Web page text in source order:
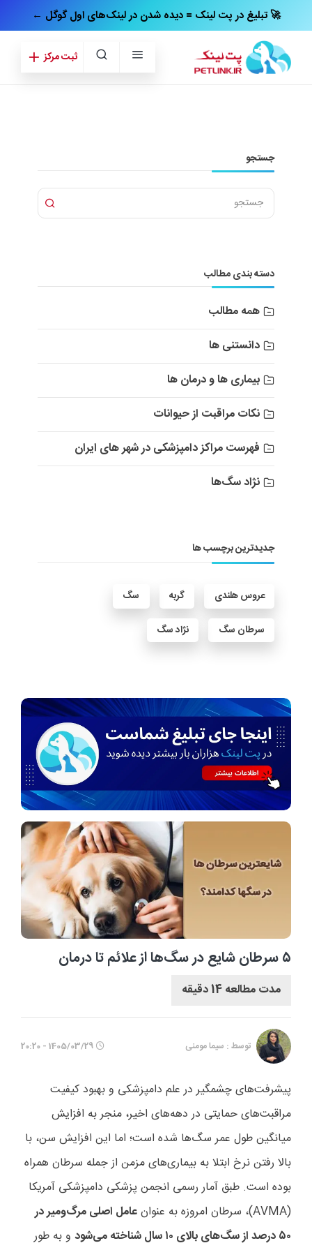
← تبلیغ در پت‌ لینک = دیده شدن در لینک‌های اول گوگل 🚀
ثبت مرکز
جستجو
دسته بندی مطالب
همه مطالب
دانستنی ها
بیماری ها و درمان ها
نکات مراقبت از حیوانات
فهرست مراکز دامپزشکی در شهر های ایران
نژاد سگ‌ها
جدیدترین برچسب ها
عروس هلندی گربه سگ
سرطان سگ نژاد سگ
۵ سرطان شایع در سگ‌ها از علائم تا درمان
مدت مطالعه 14 دقیقه
توسط : سیما مومنی 1405/03/29 - 20:20
پیشرفت‌های چشمگیر در علم دامپزشکی و بهبود کیفیت
مراقبت‌های حمایتی در دهه‌های اخیر، منجر به افزایش
میانگین طول عمر سگ‌ها شده است؛ اما این افزایش سن، با
بالا رفتن نرخ ابتلا به بیماری‌های مزمن از جمله سرطان همراه
بوده است. طبق آمار رسمی انجمن پزشکی دامپزشکی آمریکا
(
AVMA)، سرطان امروزه به عنوانعامل اصلی مرگ‌ومیر در
۵۰درصد از سگ‌های بالای ۱۰سال شناخته می‌شود و به طور